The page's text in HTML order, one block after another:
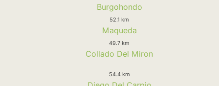
Burgohondo
52.1 km
Maqueda
49.7 km
Collado Del Miron
54.4 km